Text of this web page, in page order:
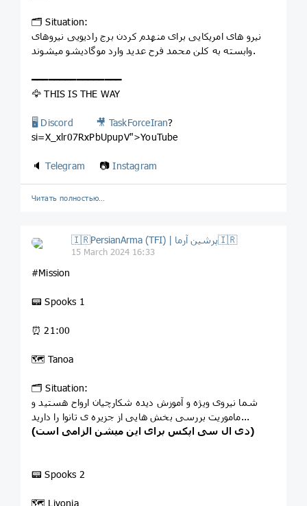
🗂 Situation:
نیرو های امریکایی برای منهدم کردن برج رادیویی نیروهای
وابسته به کلن محمد فرح عدید وارد موگادیشو میشوند.
━━━━━━━━━━━━━━━━
🦅 THIS IS THE WAY
🖥 Discord 🎥 TaskForceIran?
si=X_xlr07RxPbUpupV">YouTube
🔈Telegram 📷Instagram
Читать полностью…
🇮🇷PersianArma (TFI) | پرشین آرما🇮🇷
15 March 2024 16:33
#Mission
📟 Spooks 1
⏰ 21:00
🗺 Tanoa
🗂 Situation:
شما نیروی ویژه و آموزش دیده شکارچیان ارواح هستید و
ماموریت بررسی بخش هایی از جزیره ی تانوا را دارید...
(دی ال سی اپکس برای این میشن الزامی است)
📟 Spooks 2
🗺 Livonia